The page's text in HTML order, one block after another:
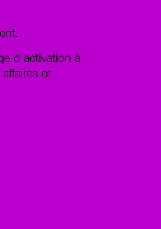
d'activation à
et